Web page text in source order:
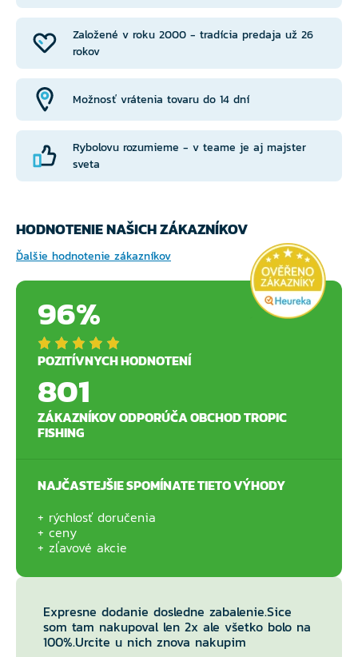
Založené v roku 2000 - tradícia predaja už 26
rokov
Možnosť vrátenia tovaru do 14 dní
Rybolovu rozumieme - v teame je aj majster
sveta
HODNOTENIE NAŠICH ZÁKAZNÍKOV
Ďalšie hodnotenie zákazníkov
96%
POZITÍVNYCH HODNOTENÍ
801
ZÁKAZNÍKOV ODPORÚČA OBCHOD TROPIC
FISHING
NAJČASTEJŠIE SPOMÍNATE TIETO VÝHODY
rýchlosť doručenia
ceny
zľavové akcie
Expresne dodanie dosledne zabalenie.Sice
som tam nakupoval len 2x ale všetko bolo na
100%.Urcite u nich znova nakupim